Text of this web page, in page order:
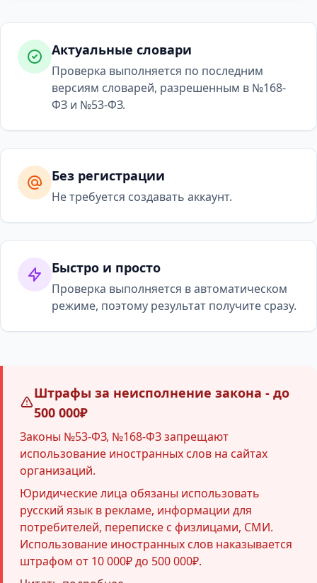
Актуальные словари
Проверка выполняется по последним
версиям словарей, разрешенным в №168-
ФЗ и №53-ФЗ.
Без регистрации
Не требуется создавать аккаунт.
Быстро и просто
Проверка выполняется в автоматическом
режиме, поэтому результат получите сразу.
Штрафы за неисполнение закона - до
500 000₽
Законы №53-ФЗ, №168-ФЗ запрещают
использование иностранных слов на сайтах
организаций.
Юридические лица обязаны использовать
русский язык в рекламе, информации для
потребителей, переписке с физлицами, СМИ.
Использование иностранных слов наказывается
штрафом от 10 000₽ до 500 000₽.